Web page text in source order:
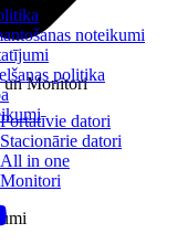
un Monitori
Portatīvie datori
Stacionārie datori
All in one
Monitori
noteikumi
politika